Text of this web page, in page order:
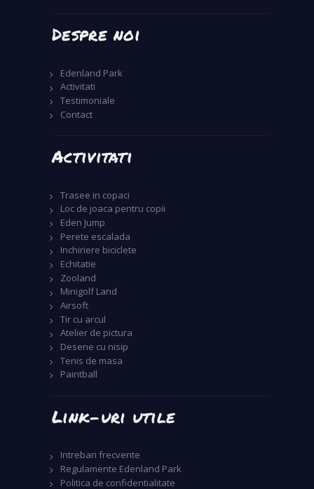
Despre noi
Edenland Park
Activitati
Testimoniale
Contact
Activitati
Trasee in copaci
Loc de joaca pentru copii
Eden Jump
Perete escalada
Inchiriere biciclete
Echitatie
Zooland
Minigolf Land
Airsoft
Tir cu arcul
Atelier de pictura
Desene cu nisip
Tenis de masa
Paintball
Link-uri utile
Intrebari frecvente
Regulamente Edenland Park
Politica de confidentialitate